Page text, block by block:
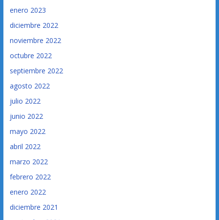
enero 2023
diciembre 2022
noviembre 2022
octubre 2022
septiembre 2022
agosto 2022
julio 2022
junio 2022
mayo 2022
abril 2022
marzo 2022
febrero 2022
enero 2022
diciembre 2021